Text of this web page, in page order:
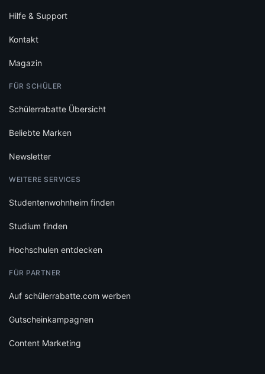
Hilfe & Support
Kontakt
Magazin
FÜR SCHÜLER
Schülerrabatte Übersicht
Beliebte Marken
Newsletter
WEITERE SERVICES
Studentenwohnheim finden
Studium finden
Hochschulen entdecken
FÜR PARTNER
Auf schülerrabatte.com werben
Gutscheinkampagnen
Content Marketing